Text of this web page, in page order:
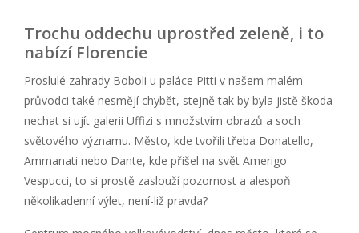
Trochu oddechu uprostřed zeleně, i to
nabízí Florencie
Proslulé zahrady Boboli u paláce Pitti v našem malém
průvodci také nesmějí chybět, stejně tak by byla jistě škoda
nechat si ujít galerii Uffizi s množstvím obrazů a soch
světového významu. Město, kde tvořili třeba Donatello,
Ammanati nebo Dante, kde přišel na svět Amerigo
Vespucci, to si prostě zaslouží pozornost a alespoň
několikadenní výlet, není-liž pravda?